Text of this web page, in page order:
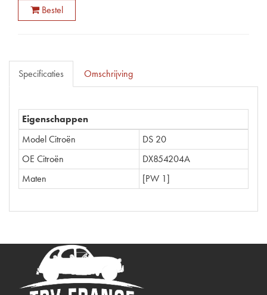
Bestel
Specificaties Omschrijving
Eigenschappen
Model Citroën
DS 20
OE Citroën
DX854204A
Maten
[PW 1]